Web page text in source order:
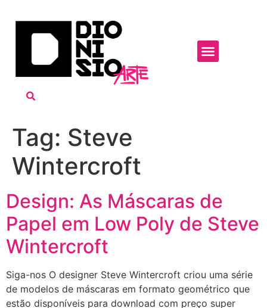
Tag: Steve
Wintercroft
Design: As Máscaras de
Papel em Low Poly de Steve
Wintercroft
Siga-nos O designer Steve Wintercroft criou uma série
de modelos de máscaras em formato geométrico que
estão disponíveis para download com preço super